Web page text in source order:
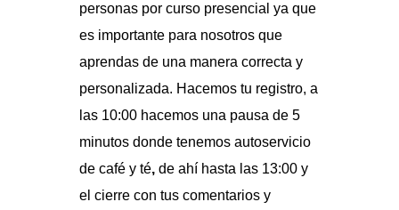
personas por curso presencial ya que
es importante para nosotros que
aprendas de una manera correcta y
personalizada. Hacemos tu registro, a
las 10:00 hacemos una pausa de 5
minutos donde tenemos autoservicio
de café y té, de ahí hasta las 13:00 y
el cierre con tus comentarios y